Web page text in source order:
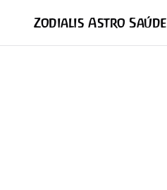
Zodialis Astro Saúde